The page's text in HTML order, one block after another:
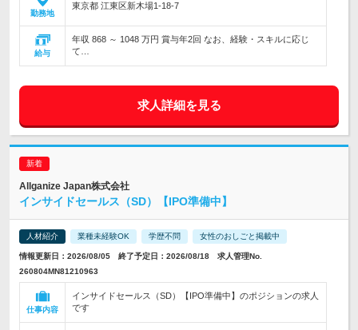
勤務地
東京都 江東区新木場1-18-7
給与
年収 868 ～ 1048 万円 賞与年2回 なお、経験・スキルに応じ
て…
求人詳細を見る
Allganize Japan株式会社
インサイドセールス（SD）【IPO準備中】
人材紹介 業種未経験OK 学歴不問 女性のおしごと掲載中
情報更新日：2026/08/05 終了予定日：2026/08/18 求人管理No.
260804MN81210963
仕事内容
インサイドセールス（SD）【IPO準備中】のポジションの求人
です